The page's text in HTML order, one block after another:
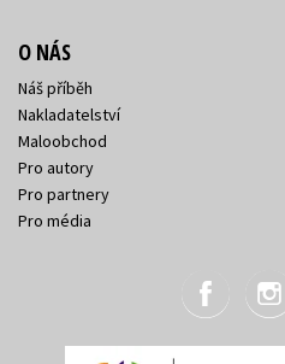
O NÁS
Náš příběh
Nakladatelství
Maloobchod
Pro autory
Pro partnery
Pro média